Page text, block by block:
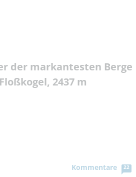
der markantesten Berge
2437 m
Kommentare 22